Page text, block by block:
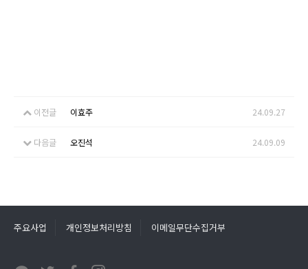
이전글 이효주 24.09.27
다음글 오진석 24.09.09
주요사업 개인정보처리방침 이메일무단수집거부